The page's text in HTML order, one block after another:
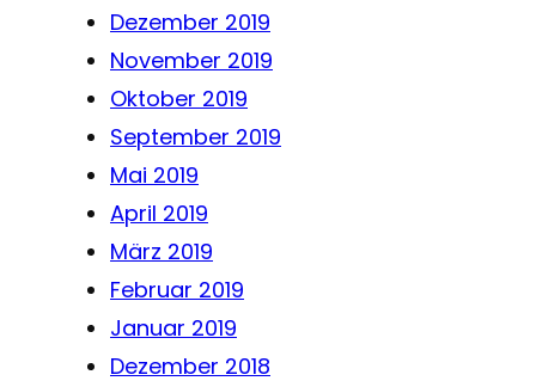
Dezember 2019
November 2019
Oktober 2019
September 2019
Mai 2019
April 2019
März 2019
Februar 2019
Januar 2019
Dezember 2018